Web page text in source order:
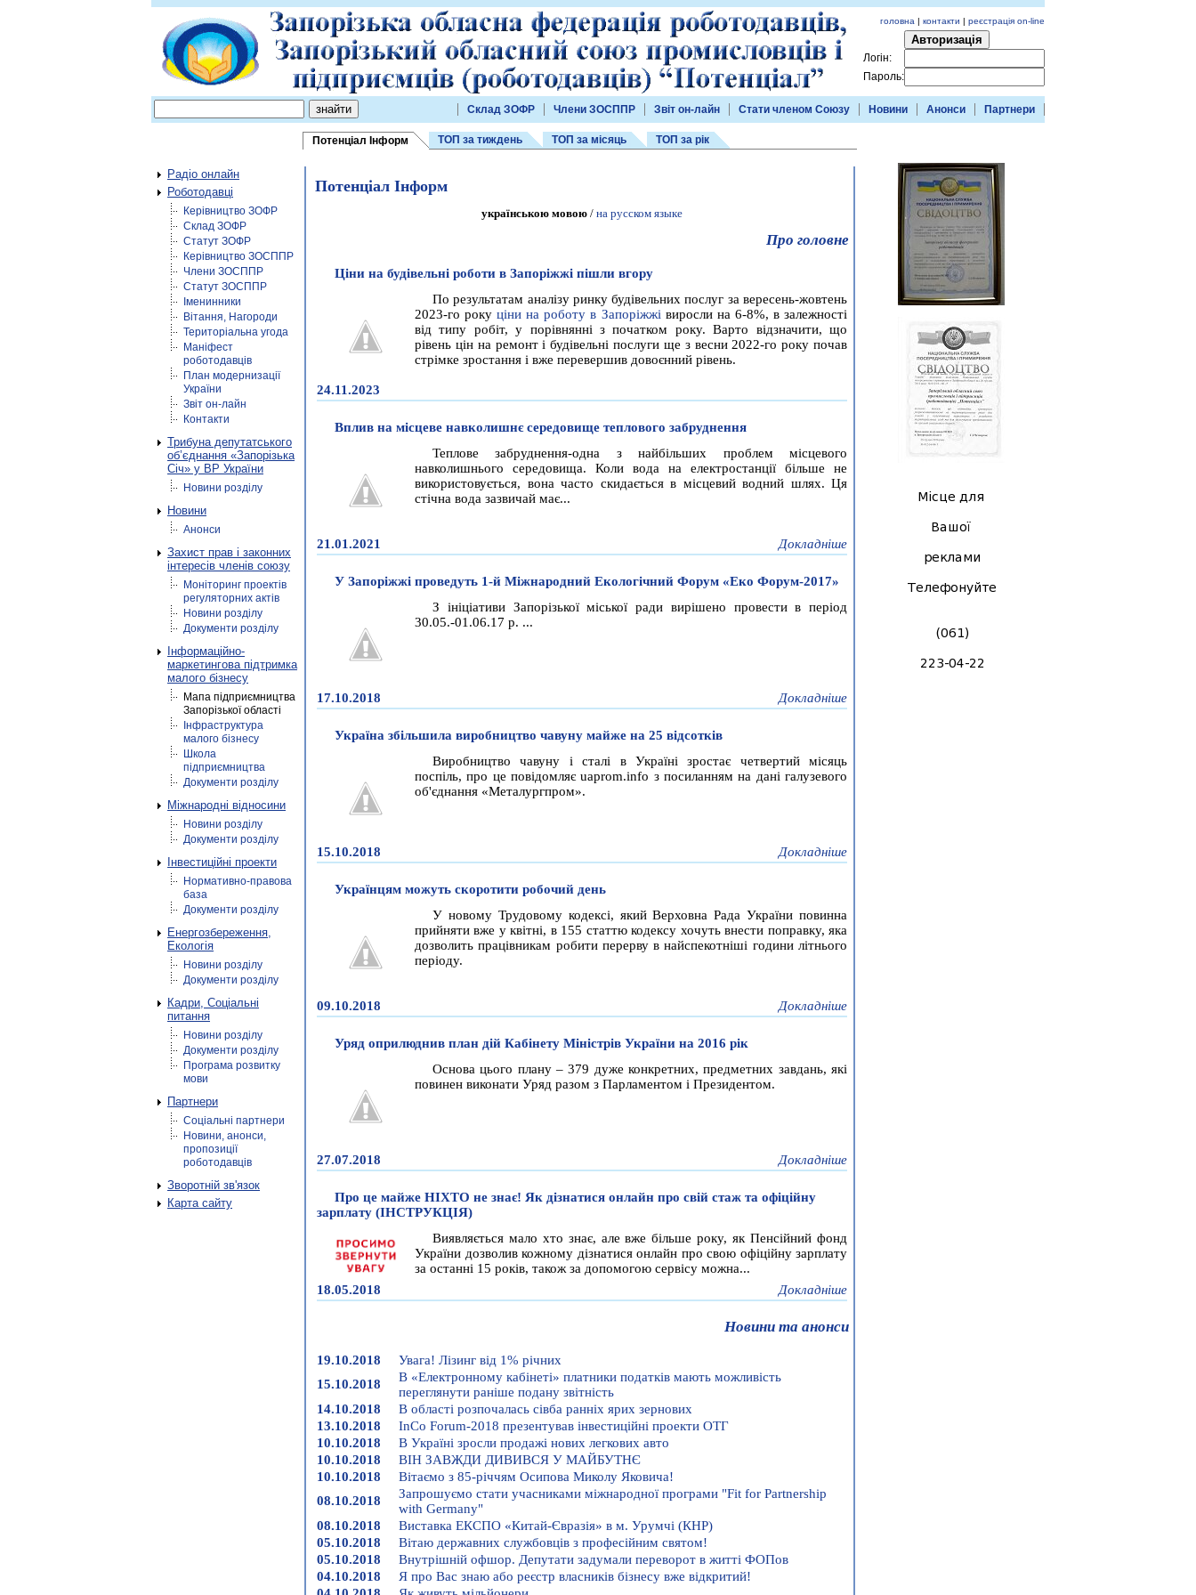
головна | контакти | реєстрація on-line
Авторизація
Логін:
Пароль:
Склад ЗОФР Члени ЗОСППР Звіт он-лайн Стати членом Союзу Новини Анонси Партнери
Потенціал Інформ ТОП за тиждень ТОП за місяць ТОП за рік
Радіо онлайн
Роботодавці
Керівництво ЗОФР
Склад ЗОФР
Статут ЗОФР
Керівництво ЗОСППР
Члени ЗОСППР
Статут ЗОСППР
Іменинники
Вітання, Нагороди
Територіальна угода
Маніфест
роботодавців
План модернизації
України
Звіт он-лайн
Контакти
Трибуна депутатського
об’єднання «Запорізька
Січ» у ВР України
Новини розділу
Новини
Анонси
Захист прав і законних
інтересів членів союзу
Моніторинг проектів
регуляторних актів
Новини розділу
Документи розділу
Інформаційно-
маркетингова підтримка
малого бізнесу
Мапа підприємництва
Запорізької області
Інфраструктура
малого бізнесу
Школа
підприємництва
Документи розділу
Міжнародні відносини
Новини розділу
Документи розділу
Інвестиційні проекти
Нормативно-правова
база
Документи розділу
Енергозбереження,
Екологія
Новини розділу
Документи розділу
Кадри, Соціальні
питання
Новини розділу
Документи розділу
Програма розвитку
мови
Партнери
Соціальні партнери
Новини, анонси,
пропозиції
роботодавців
Зворотній зв'язок
Карта сайту
Потенціал Інформ
українською мовою / на русском языке
Про головне
Ціни на будівельні роботи в Запоріжжі пішли вгору
По результатам аналізу ринку будівельних послуг за вересень-жовтень
2023-го рокуціни на роботу в Запоріжжівиросли на 6-8%, в залежності
від типу робіт, у порівнянні з початком року. Варто відзначити, що
рівень цін на ремонт і будівельні послуги ще з весни 2022-го року почав
стрімке зростання і вже перевершив довоєнний рівень.
24.11.2023
Вплив на місцеве навколишнє середовище теплового забруднення
Теплове забруднення-одна з найбільших проблем місцевого
навколишнього середовища. Коли вода на електростанції більше не
використовується, вона часто скидається в місцевий водний шлях. Ця
стічна вода зазвичай має...
21.01.2021 Докладніше
У Запоріжжі проведуть 1-й Міжнародний Екологічний Форум «Еко Форум-2017»
З ініціативи Запорізької міської ради вирішено провести в період
30.05.-01.06.17 р. ...
17.10.2018 Докладніше
Україна збільшила виробництво чавуну майже на 25 відсотків
Виробництво чавуну і сталі в Україні зростає четвертий місяць
поспіль, про це повідомляє uaprom.info з посиланням на дані галузевого
об'єднання «Металургпром».
15.10.2018 Докладніше
Українцям можуть скоротити робочий день
У новому Трудовому кодексі, який Верховна Рада України повинна
прийняти вже у квітні, в 155 статтю кодексу хочуть внести поправку, яка
дозволить працівникам робити перерву в найспекотніші години літнього
періоду.
09.10.2018 Докладніше
Уряд оприлюднив план дій Кабінету Міністрів України на 2016 рік
Основа цього плану – 379 дуже конкретних, предметних завдань, які
повинен виконати Уряд разом з Парламентом і Президентом.
27.07.2018 Докладніше
Про це майже НІХТО не знає! Як дізнатися онлайн про свій стаж та офіційну
зарплату (ІНСТРУКЦІЯ)
Виявляється мало хто знає, але вже більше року, як Пенсійний фонд
України дозволив кожному дізнатися онлайн про свою офіційну зарплату
за останні 15 років, також за допомогою сервісу можна...
18.05.2018
Докладніше
Новини та анонси
19.10.2018
Увага! Лізинг від 1% річних
15.10.2018
В «Електронному кабінеті» платники податків мають можливість
переглянути раніше подану звітність
14.10.2018
В області розпочалась сівба ранніх ярих зернових
13.10.2018
InCo Forum-2018 презентував інвестиційні проекти ОТГ
10.10.2018
В Україні зросли продажі нових легкових авто
10.10.2018
ВІН ЗАВЖДИ ДИВИВСЯ У МАЙБУТНЄ
10.10.2018
Вітаємо з 85-річчям Осипова Миколу Яковича!
08.10.2018
Запрошуємо стати учасниками міжнародної програми "Fit for Partnership
with Germany"
08.10.2018
Виставка ЕКСПО «Китай-Євразія» в м. Урумчі (КНР)
05.10.2018
Вітаю державних службовців з професійним святом!
05.10.2018
Внутрішній офшор. Депутати задумали переворот в житті ФОПов
04.10.2018
Я про Вас знаю або реєстр власників бізнесу вже відкритий!